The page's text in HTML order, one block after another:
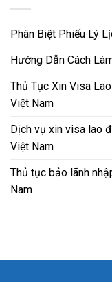
Phân Biệt Phiếu Lý
Hướng Dẫn Cách
Thủ Tục Xin Visa
Việt Nam
Dịch vụ xin visa lao
Việt Nam
Thủ tục bảo lãnh
Nam